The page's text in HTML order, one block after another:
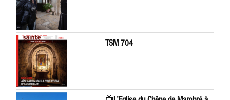
TSM 704